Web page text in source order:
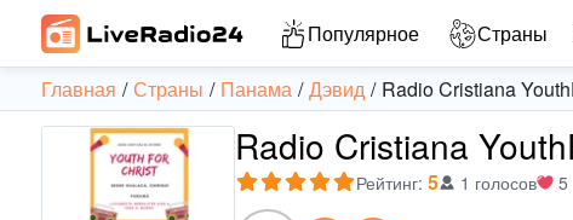
Популярное Страны
Главная Страны Панама Дэвид Radio Cristiana
Radio Cristiana
Рейтинг: 5 1 голосов 5